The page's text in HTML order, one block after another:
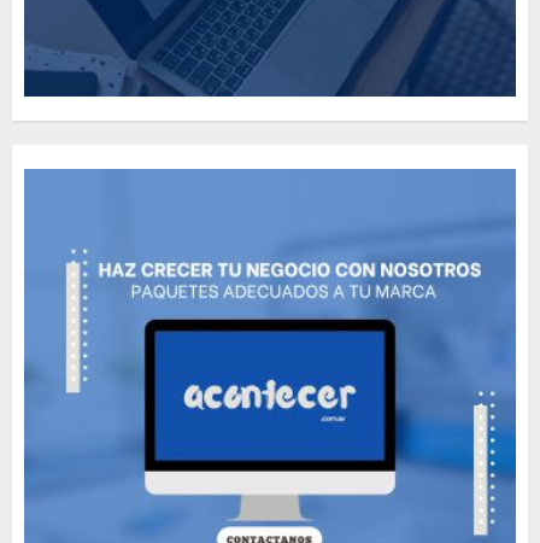
How Many of These Italian
MAYO 14, 2024 811
Need to Know About the
Classic Cars in a Retro
Movie?
The full story of
Thailand’s extraordinary
cave rescue